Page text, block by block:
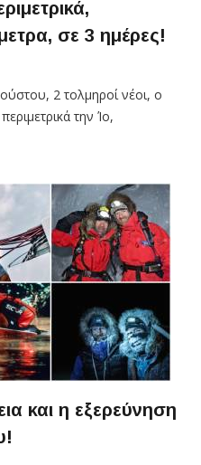
σε 3 ημέρες!
2 τολμηροί νέοι, ο
την Ίο,
και η εξερεύνηση